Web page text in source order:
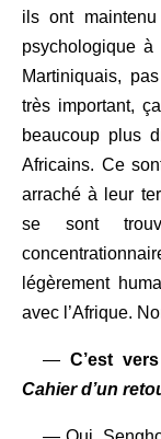
ils ont
psychologique
Martiniquais,
très important,
beaucoup plus
Africains. Ce
arraché à leur
se sont
légèrement
avec l’Afrique.
— C’est
Cahier d’un